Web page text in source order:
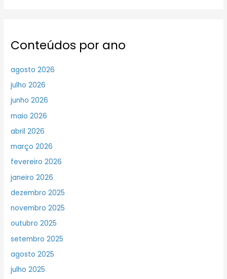
Conteúdos por ano
agosto 2026
julho 2026
junho 2026
maio 2026
abril 2026
março 2026
fevereiro 2026
janeiro 2026
dezembro 2025
novembro 2025
outubro 2025
setembro 2025
agosto 2025
julho 2025